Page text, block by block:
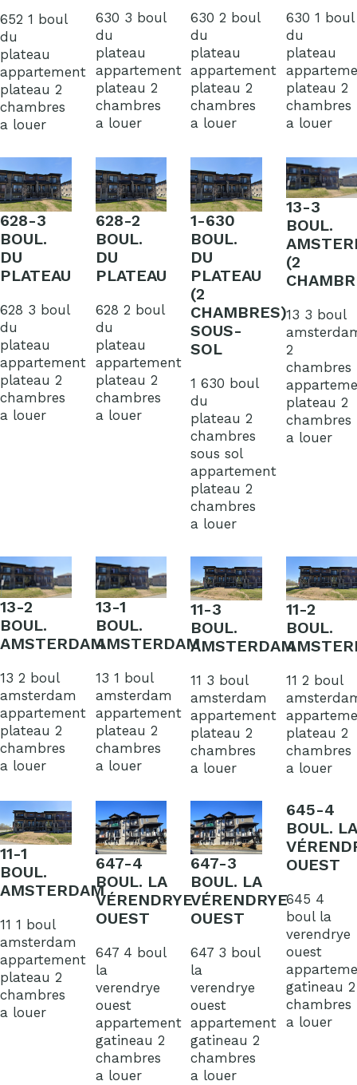
652 1 boul
du
plateau
appartement
plateau 2
chambres
a louer
630 3 boul
du
plateau
appartement
plateau 2
chambres
a louer
630 2 boul
du
plateau
appartement
plateau 2
chambres
a louer
630 1 boul
du
plateau
plateau 2
chambres
a louer
628-3
BOUL.
DU
PLATEAU
628 3 boul
du
plateau
appartement
plateau 2
chambres
a louer
628-2
BOUL.
DU
PLATEAU
628 2 boul
du
plateau
appartement
plateau 2
chambres
a louer
1-630
BOUL.
DU
PLATEAU
(2
CHAMBRES)
SOUS-
SOL
1 630 boul
du
plateau 2
chambres
sous sol
appartement
plateau 2
chambres
a louer
13-3
BOUL.
(2
13 3 boul
2
chambres
plateau 2
chambres
a louer
13-2
BOUL.
AMSTERDAM
13 2 boul
amsterdam
appartement
plateau 2
chambres
a louer
13-1
BOUL.
AMSTERDAM
13 1 boul
amsterdam
appartement
plateau 2
chambres
a louer
11-3
BOUL.
AMSTERDAM
11 3 boul
amsterdam
appartement
plateau 2
chambres
a louer
11-2
BOUL.
11 2 boul
plateau 2
chambres
a louer
11-1
BOUL.
AMSTERDAM
11 1 boul
amsterdam
appartement
plateau 2
chambres
a louer
647-4
BOUL. LA
VÉRENDRYE
OUEST
647 4 boul
la
verendrye
ouest
appartement
gatineau 2
chambres
a louer
647-3
BOUL. LA
VÉRENDRYE
OUEST
647 3 boul
la
verendrye
ouest
appartement
gatineau 2
chambres
a louer
645-4
BOUL. LA
OUEST
645 4
boul la
verendrye
ouest
gatineau 2
chambres
a louer